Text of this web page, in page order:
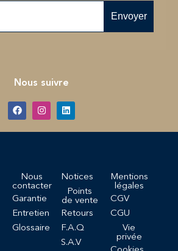
Envoyer
Nous suivre
Nous
contacter
Garantie
Entretien
Glossaire
Notices
Points
de vente
Retours
F.A.Q
S.A.V
Mentions
légales
CGV
CGU
Vie
privée